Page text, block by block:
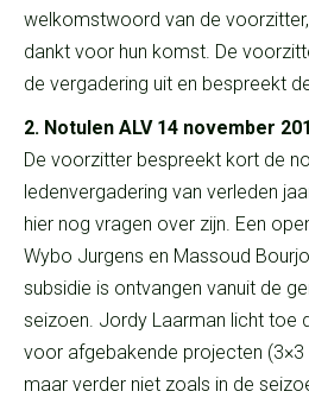
welkomstwoord van de
dankt voor hun komst. De
de vergadering uit en bespreekt
2. Notulen ALV 14 november
De voorzitter bespreekt kort de
ledenvergadering van verleden
hier nog vragen over zijn. Een
Wybo Jurgens en Massoud
subsidie is ontvangen vanuit de
seizoen. Jordy Laarman licht toe
voor afgebakende projecten (3×3
maar verder niet zoals in de